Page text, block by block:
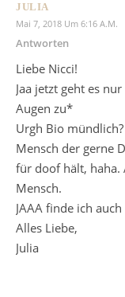
JULIA
Mai 7, 2018 Um 6:16 A.m.
Antworten
Liebe Nicci!
Jaa jetzt geht es
Augen zu*
Urgh Bio
Mensch der gerne
für doof hält, haha.
Mensch.
JAAA finde ich auch
Alles Liebe,
Julia